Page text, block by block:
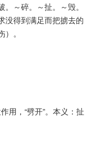
～碎。～扯。～毁。
没得到满足而把掳去的
。
用，“劈开”。本义：扯